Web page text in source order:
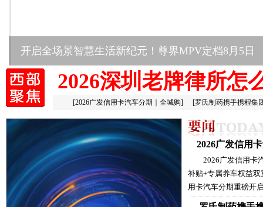
开启全场景智慧生活新纪元！尊界MPV定档8月5日
2026深圳老牌律所怎
[2026广发信用卡汽车分期｜全城购] [罗氏制药携手携程集
2026广发信用
2026广发信用卡
补贴+专属养车权益
用卡汽车分期重磅开